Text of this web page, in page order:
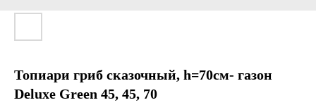
Топиари гриб сказочный, h=70см- газон
Deluxe Green 45, 45, 70